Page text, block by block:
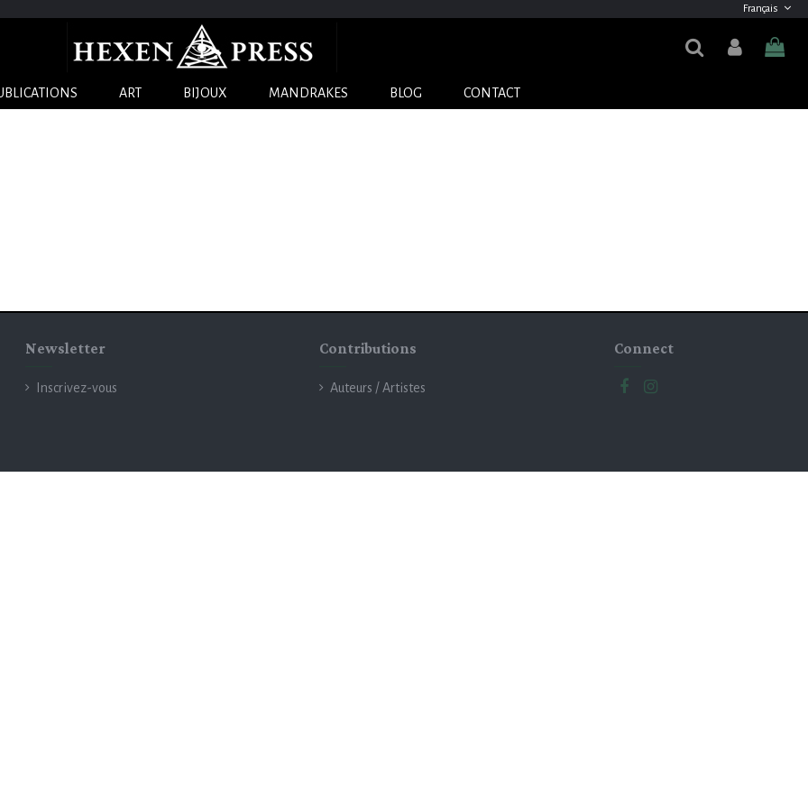
Français
ART BIJOUX MANDRAKES BLOG CONTACT
Newsletter
Inscrivez-vous
Contributions
Auteurs / Artistes
Connect